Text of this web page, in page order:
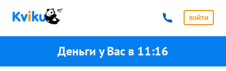
ВОЙТИ
Деньги у Вас в 11:16